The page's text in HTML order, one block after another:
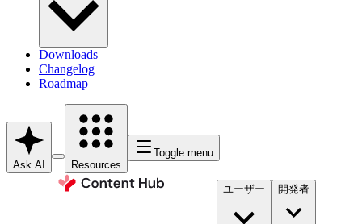
Downloads
Changelog
Roadmap
Ask AI Resources
Toggle menu
ユーザー 開発者​